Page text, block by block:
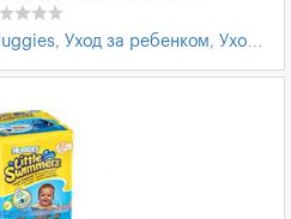
, Уход за ребенком, Уход